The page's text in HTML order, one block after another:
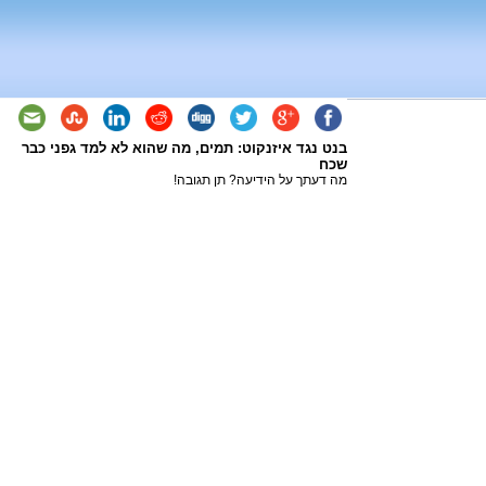
בנט נגד איזנקוט: תמים, מה שהוא לא למד גפני כבר
שכח
מה דעתך על הידיעה? תן תגובה!